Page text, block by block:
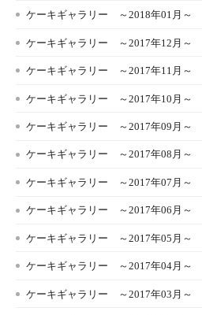
ケーキギャラリー ～2018年01月～
ケーキギャラリー ～2017年12月～
ケーキギャラリー ～2017年11月～
ケーキギャラリー ～2017年10月～
ケーキギャラリー ～2017年09月～
ケーキギャラリー ～2017年08月～
ケーキギャラリー ～2017年07月～
ケーキギャラリー ～2017年06月～
ケーキギャラリー ～2017年05月～
ケーキギャラリー ～2017年04月～
ケーキギャラリー ～2017年03月～